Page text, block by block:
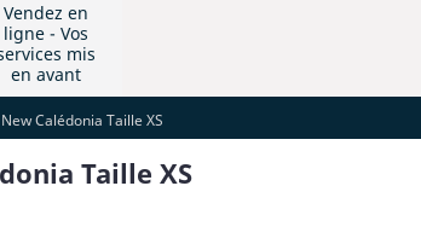
Vendez en
ligne - Vos
mis
en avant
Calédonia Taille XS
Taille XS